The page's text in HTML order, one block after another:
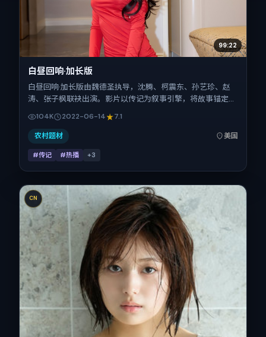
99:22
白昼回响·加长版
白昼回响·加长版由魏德圣执导，沈腾、柯震东、孙艺珍、赵
涛、张子枫联袂出演。影片以传记为叙事引擎，将故事锚定在
2022年6月14日于美国首映（暑期档），片长131分钟，适合
喜欢强情节与细腻表演的观众。
104K 2022-06-14 7.1
农村题材 美国
#传记 #热播 +3
CN